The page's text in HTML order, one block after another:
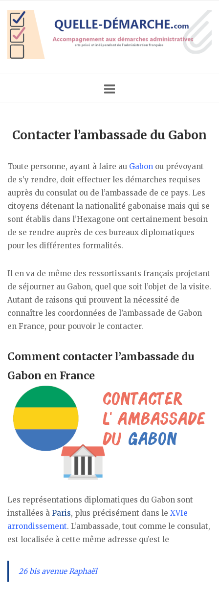
content
Home
Contacter l’ambassade du Gabon
Toute personne, ayant à faire au Gabon ou prévoyant
de s’y rendre, doit effectuer les démarches requises
auprès du consulat ou de l’ambassade de ce pays. Les
citoyens détenant la nationalité gabonaise mais qui se
sont établis dans l’Hexagone ont certainement besoin
de se rendre auprès de ces bureaux diplomatiques
pour les différentes formalités.
Il en va de même des ressortissants français projetant
de séjourner au Gabon, quel que soit l’objet de la visite.
Autant de raisons qui prouvent la nécessité de
connaître les coordonnées de l’ambassade de Gabon
en France, pour pouvoir le contacter.
Comment contacter l’ambassade du
Gabon en France
Les représentations diplomatiques du Gabon sont
installées à Paris, plus précisément dans le XVIe
arrondissement. L’ambassade, tout comme le consulat,
est localisée à cette même adresse qu’est le
26 bis avenue Raphaël